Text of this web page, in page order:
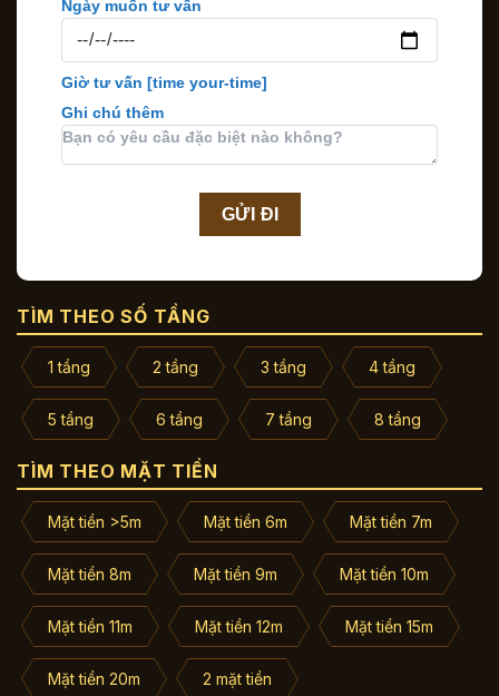
Ngày muốn tư vấn
Giờ tư vấn [time your-time]
Ghi chú thêm
TÌM THEO SỐ TẦNG
1 tầng 2 tầng 3 tầng 4 tầng
5 tầng 6 tầng 7 tầng 8 tầng
TÌM THEO MẶT TIỀN
Mặt tiền >5m Mặt tiền 6m Mặt tiền 7m
Mặt tiền 8m Mặt tiền 9m Mặt tiền 10m
Mặt tiền 11m Mặt tiền 12m Mặt tiền 15m
Mặt tiền 20m 2 mặt tiền